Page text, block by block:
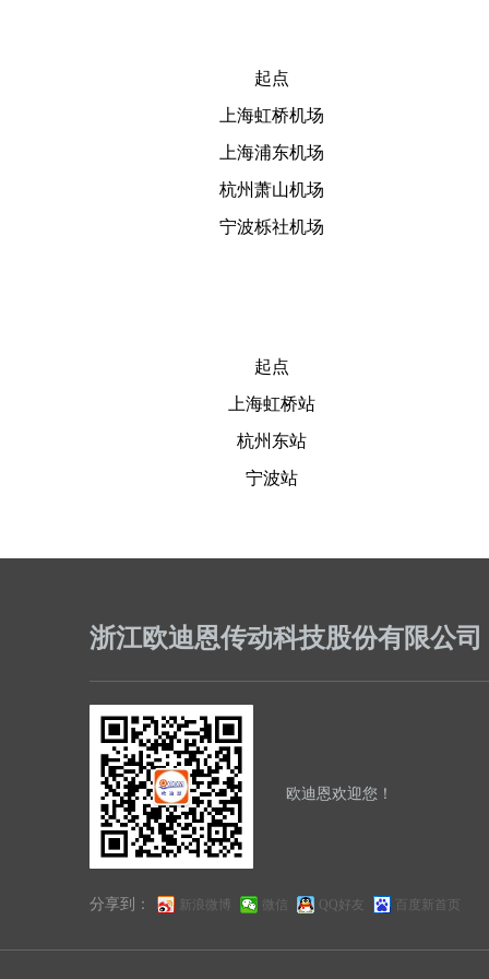
起点
上海虹桥机场
上海浦东机场
杭州萧山机场
宁波栎社机场
起点
上海虹桥站
杭州东站
宁波站
浙江欧迪恩传动科技股份有限公司
欧迪恩欢迎您 ！
分享到： 新浪微博 微信 QQ好友 百度新首页